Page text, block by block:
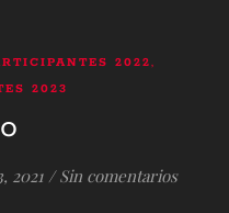
2022,
2023
2021 / Sin comentarios